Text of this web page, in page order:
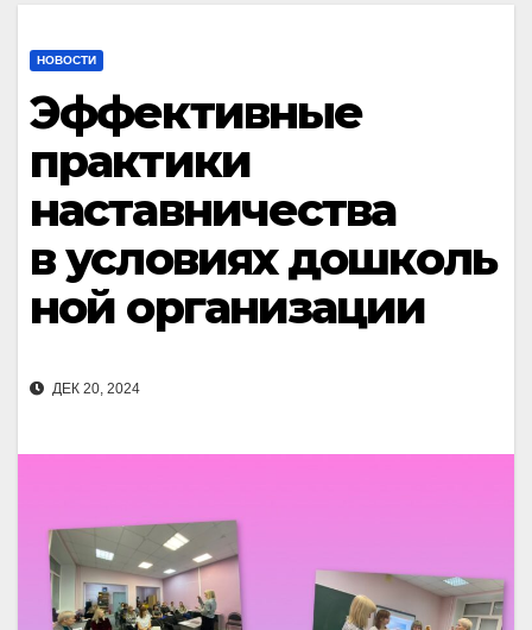
НОВОСТИ
Эффективные
практики
наставничества
в условиях дошколь
ной организации
ДЕК 20, 2024